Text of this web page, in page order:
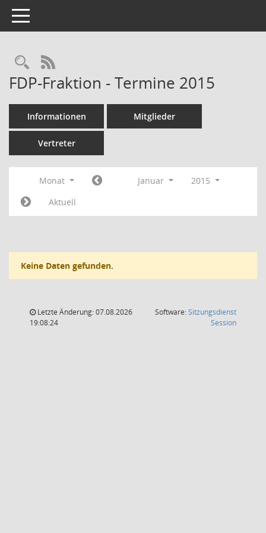
Toggle navigation
Rechercheauswahl
RSS-Feed
FDP-Fraktion - Termine 2015
Informationen Mitglieder
Vertreter
Monat Januar
2015
Aktuell
Keine Daten gefunden.
Letzte Änderung: 07.08.2026
19:08:24
Software:Sitzungsdienst
Session(Wird in